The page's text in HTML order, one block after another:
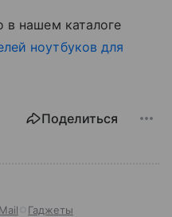
в нашем каталоге
ноутбуков для
Поделиться
Гаджеты